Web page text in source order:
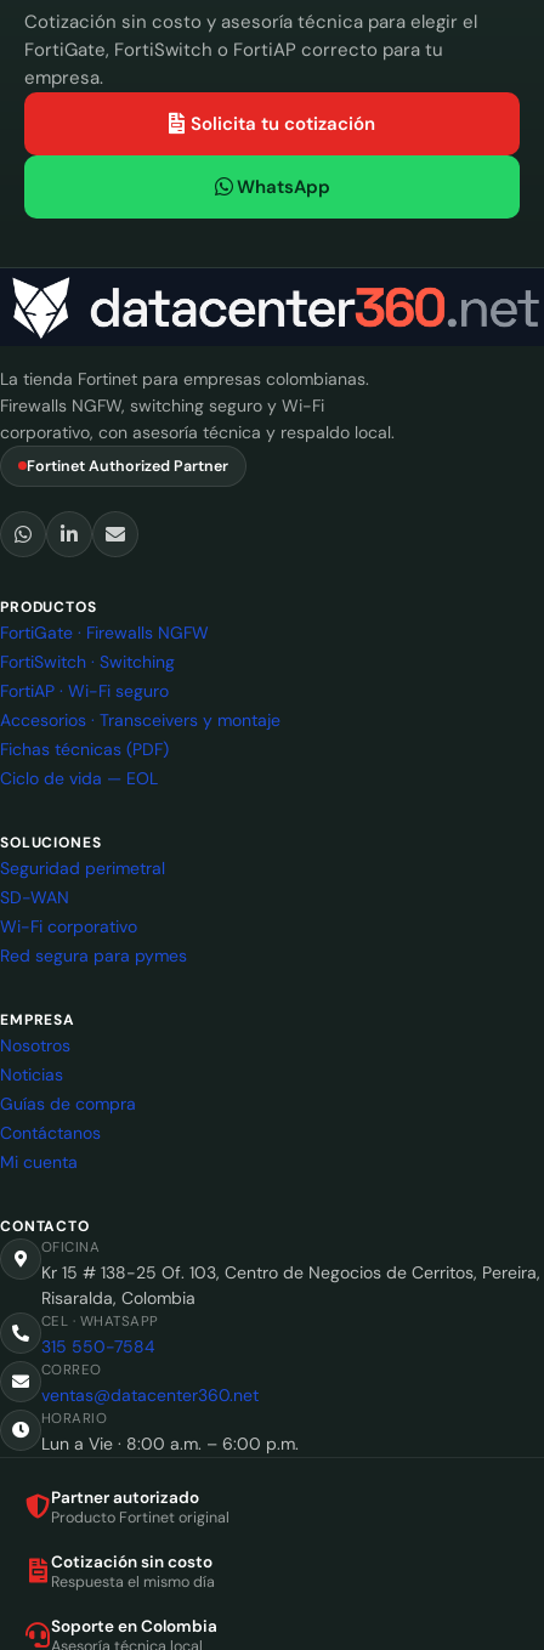
Cotización sin costo y asesoría técnica para elegir el
FortiGate, FortiSwitch o FortiAP correcto para tu
empresa.
Solicita tu cotización
WhatsApp
La tienda Fortinet para empresas colombianas.
Firewalls NGFW, switching seguro y Wi-Fi
corporativo, con asesoría técnica y respaldo local.
Fortinet Authorized Partner
PRODUCTOS
FortiGate · Firewalls NGFW
FortiSwitch · Switching
FortiAP · Wi-Fi seguro
Accesorios · Transceivers y montaje
Fichas técnicas (PDF)
Ciclo de vida — EOL
SOLUCIONES
Seguridad perimetral
SD-WAN
Wi-Fi corporativo
Red segura para pymes
EMPRESA
Nosotros
Noticias
Guías de compra
Contáctanos
Mi cuenta
CONTACTO
OFICINA
Kr 15 # 138-25 Of. 103, Centro de Negocios de Cerritos, Pereira,
Risaralda, Colombia
CEL · WHATSAPP
315 550-7584
CORREO
ventas@datacenter360.net
HORARIO
Lun a Vie · 8:00 a.m. – 6:00 p.m.
Partner autorizado
Producto Fortinet original
Cotización sin costo
Respuesta el mismo día
Soporte en Colombia
Asesoría técnica local